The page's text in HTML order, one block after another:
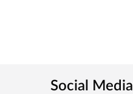
Social Media